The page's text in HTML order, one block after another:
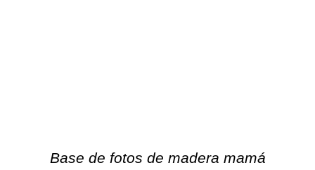
Base de fotos de madera mamá